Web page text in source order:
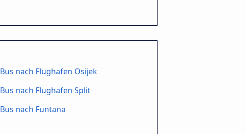
Bus nach Flughafen Osijek
Bus nach Flughafen Split
Bus nach Funtana